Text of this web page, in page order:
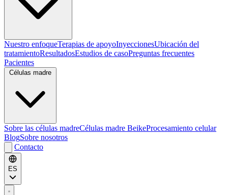
Nuestro enfoqueTerapias de apoyoInyeccionesUbicación del
tratamientoResultadosEstudios de casoPreguntas frecuentes
Pacientes
Sobre las células madreCélulas madre BeikeProcesamiento celular
BlogSobre nosotros
Contacto
ES